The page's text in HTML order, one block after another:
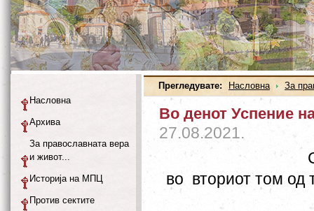
Прегледувате: Насловна За
Во денот Успение
27.08.2021.
во вториот том од
Насловна
Архива
За православната вера
и живот...
Историја на МПЦ
Против сектите